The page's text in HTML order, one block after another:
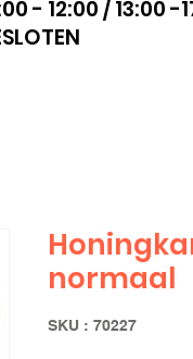
12:00 / 13:00 -
normaal
SKU : 70227